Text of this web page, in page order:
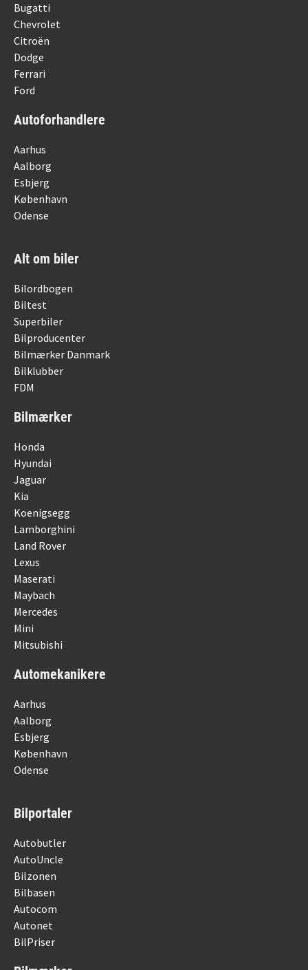
Bugatti
Chevrolet
Citroën
Dodge
Ferrari
Ford
Autoforhandlere
Aarhus
Aalborg
Esbjerg
København
Odense
Alt om biler
Bilordbogen
Biltest
Superbiler
Bilproducenter
Bilmærker Danmark
Bilklubber
FDM
Bilmærker
Honda
Hyundai
Jaguar
Kia
Koenigsegg
Lamborghini
Land Rover
Lexus
Maserati
Maybach
Mercedes
Mini
Mitsubishi
Automekanikere
Aarhus
Aalborg
Esbjerg
København
Odense
Bilportaler
Autobutler
AutoUncle
Bilzonen
Bilbasen
Autocom
Autonet
BilPriser